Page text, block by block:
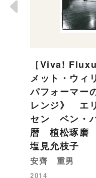
［Viva!
メット・ウィ
パフォーマー
レンジ》 エ
セン ベン・
暦 植松琢磨
塩見允枝子
安齊 重男
2014